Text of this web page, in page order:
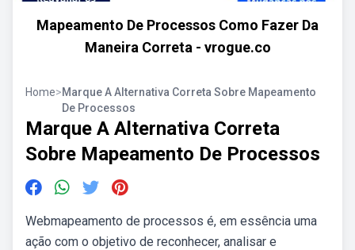
Mapeamento De Processos Como Fazer Da
Maneira Correta - vrogue.co
Home>Marque A Alternativa Correta Sobre Mapeamento
De Processos
Marque A Alternativa Correta
Sobre Mapeamento De Processos
Webmapeamento de processos é, em essência uma
ação com o objetivo de reconhecer, analisar e